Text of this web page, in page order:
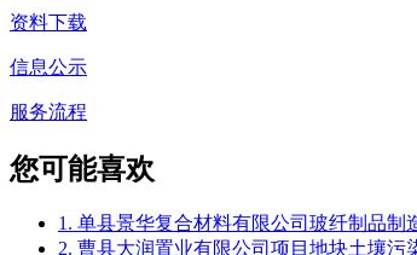
资料下载
信息公示
服务流程
您可能喜欢
1. 单县景华复合材料有限公司玻纤制品
2. 曹县大润置业有限公司项目地块土壤污